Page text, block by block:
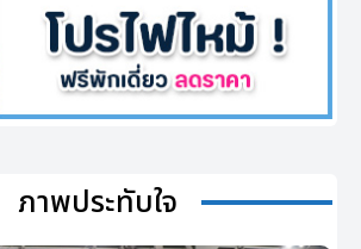
ภาพประทับใจ